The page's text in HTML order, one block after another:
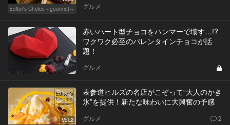
Editor's Choice～gourmet～
グルメ
赤いハート型チョコをハンマーで壊す…!?
ワクワク必至のバレンタインチョコが話
題！
グルメ
Vol.2
表参道ヒルズの名店がこぞって“大人のかき
氷”を提供！新たな味わいに大興奮の予感
グルメ 2